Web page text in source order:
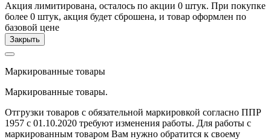
Акция лимитирована, осталось по акции 0 штук. При покупке
более 0 штук, акция будет сброшена, и товар оформлен по
базовой цене
Закрыть
Маркированные товары
Маркированные товары.
Отгрузки товаров с обязательной маркировкой согласно ППР
1957 с 01.10.2020 требуют изменения работы. Для работы с
маркированным товаром Вам нужно обратится к своему